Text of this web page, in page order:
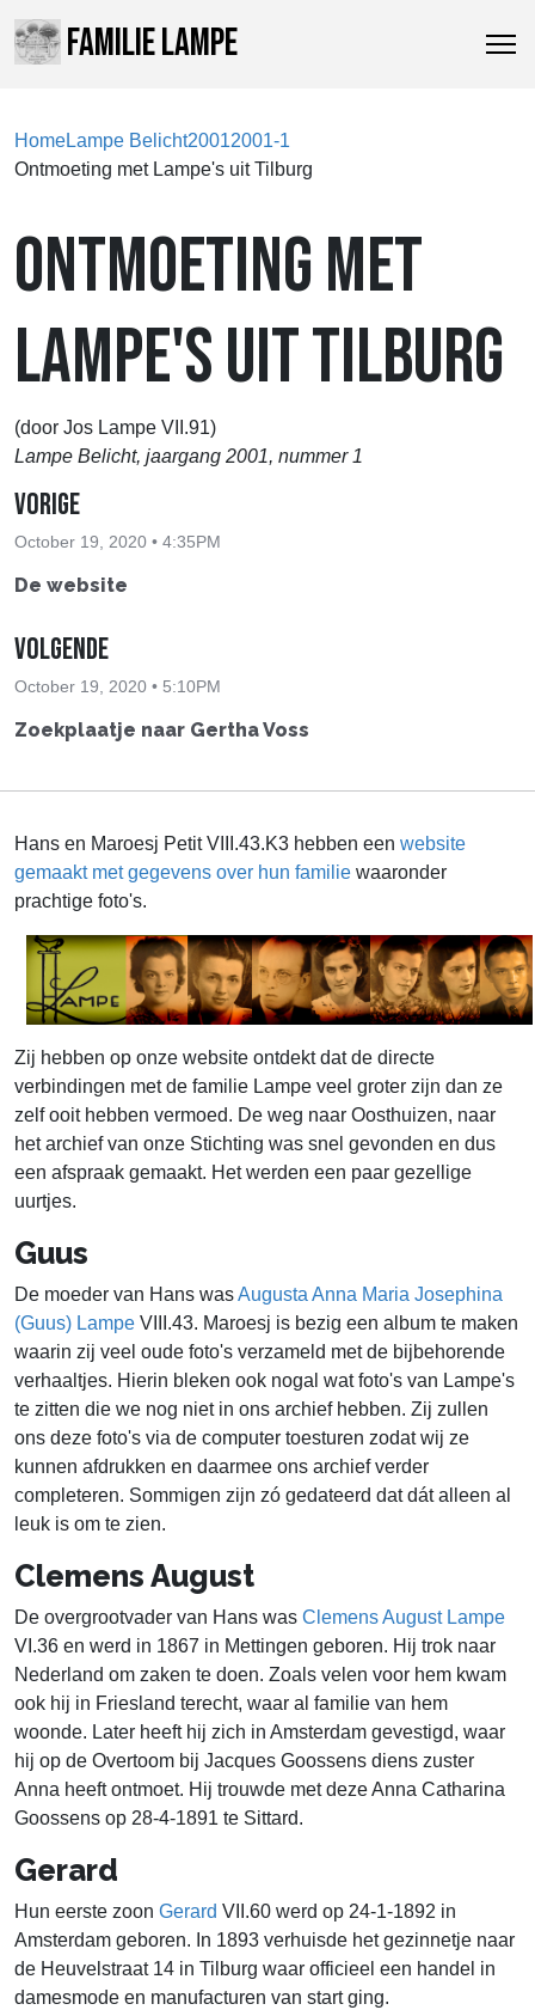
FAMILIE LAMPE
HomeLampe Belicht20012001-1
Ontmoeting met Lampe's uit Tilburg
ONTMOETING MET
LAMPE'S UIT TILBURG
(door Jos Lampe VII.91)
Lampe Belicht, jaargang 2001, nummer 1
Vorige
October 19, 2020 • 4:35PM
De website
Volgende
October 19, 2020 • 5:10PM
Zoekplaatje naar Gertha Voss
Hans en Maroesj Petit VIII.43.K3 hebben een website
gemaakt met gegevens over hun familie waaronder
prachtige foto's.
Zij hebben op onze website ontdekt dat de directe
verbindingen met de familie Lampe veel groter zijn dan ze
zelf ooit hebben vermoed. De weg naar Oosthuizen, naar
het archief van onze Stichting was snel gevonden en dus
een afspraak gemaakt. Het werden een paar gezellige
uurtjes.
Guus
De moeder van Hans wasAugusta Anna Maria Josephina
(Guus) Lampe VIII.43. Maroesj is bezig een album te maken
waarin zij veel oude foto's verzameld met de bijbehorende
verhaaltjes. Hierin bleken ook nogal wat foto's van Lampe's
te zitten die we nog niet in ons archief hebben. Zij zullen
ons deze foto's via de computer toesturen zodat wij ze
kunnen afdrukken en daarmee ons archief verder
completeren. Sommigen zijn zó gedateerd dat dát alleen al
leuk is om te zien.
Clemens August
De overgrootvader van Hans was Clemens August Lampe
VI.36 en werd in 1867 in Mettingen geboren. Hij trok naar
Nederland om zaken te doen. Zoals velen voor hem kwam
ook hij in Friesland terecht, waar al familie van hem
woonde. Later heeft hij zich in Amsterdam gevestigd, waar
hij op de Overtoom bij Jacques Goossens diens zuster
Anna heeft ontmoet. Hij trouwde met deze Anna Catharina
Goossens op 28-4-1891 te Sittard.
Gerard
Hun eerste zoon Gerard VII.60 werd op 24-1-1892 in
Amsterdam geboren. In 1893 verhuisde het gezinnetje naar
de Heuvelstraat 14 in Tilburg waar officieel een handel in
damesmode en manufacturen van start ging.